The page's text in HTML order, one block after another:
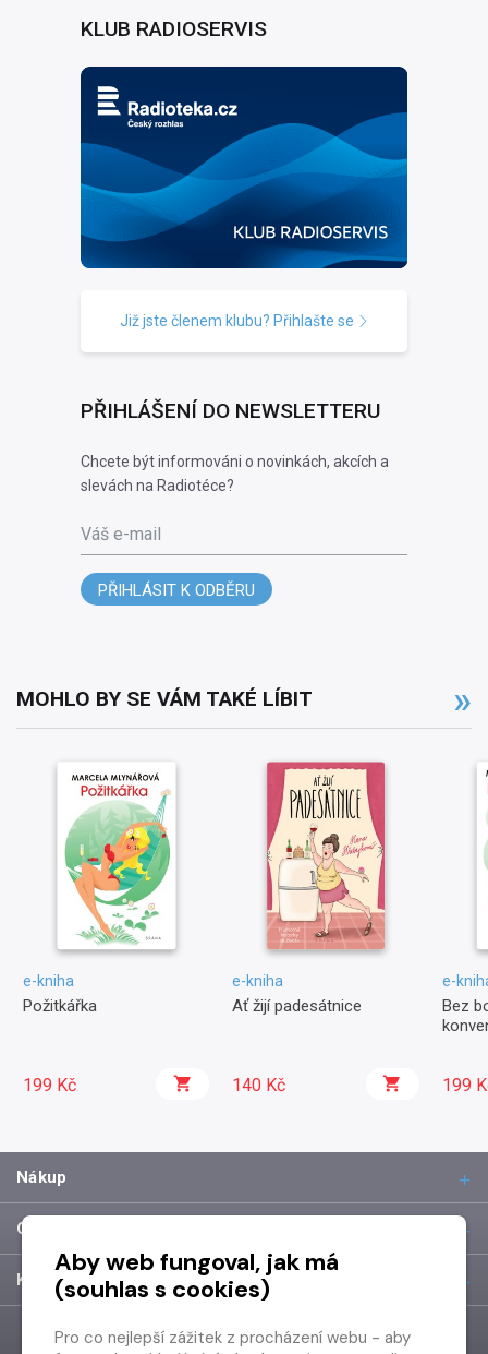
KLUB RADIOSERVIS
Již jste členem klubu? Přihlašte se
PŘIHLÁŠENÍ DO NEWSLETTERU
Chcete být informováni o novinkách, akcích a
slevách na Radiotéce?
Váš e-mail
PŘIHLÁSIT K ODBĚRU
MOHLO BY SE VÁM TAKÉ LÍBIT
e-kniha
Požitkářka
199 Kč
e-kniha
Ať žijí padesátnice
140 Kč
e-
Bez
199
Nákup
O společnosti
Kontakt
Aby web fungoval, jak má
(souhlas s cookies)
Pro co nejlepší zážitek z procházení webu - aby